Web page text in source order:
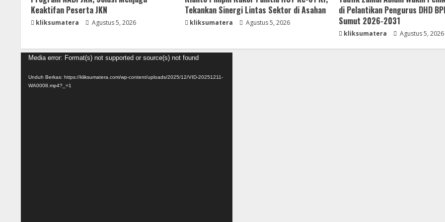
Keaktifan Peserta JKN
kliksumatera Agustus 5, 2026
Tekankan Sinergi Lintas Sektor di Asahan
kliksumatera Agustus 5, 2026
di Pelantikan Pengurus DHD
Sumut 2026-2031
kliksumatera Agustus 5, 2026
Pemutar
Media error: Format(s) not supported or source(s) not found
Unduh Berkas: https://kliksumatera.com/wp-content/uploads/2025/12/VID-20251211-
WA0008.mp4?_=1